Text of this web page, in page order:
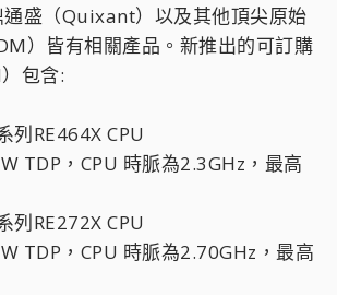
盛（Quixant）以及其他頂尖原始
）皆有相關產品。新推出的可訂購
包含:
列RE464X CPU
TDP，CPU 時脈為2.3GHz，最高
列RE272X CPU
TDP，CPU 時脈為2.70GHz，最高